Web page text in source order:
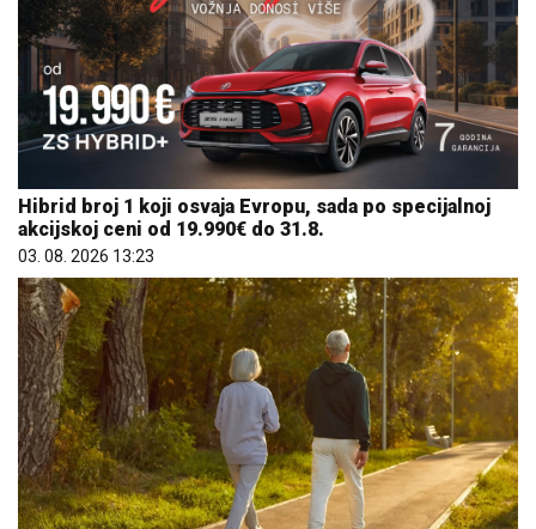
Hibrid broj 1 koji osvaja Evropu, sada po specijalnoj
akcijskoj ceni od 19.990€ do 31.8.
03. 08. 2026 13:23